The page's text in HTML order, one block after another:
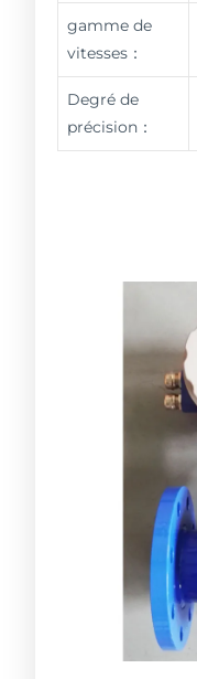
gamme de
vitesses：
Degré de
précision：